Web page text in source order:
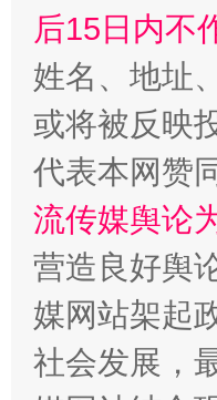
网上购药对药
这是一记警
后15日内不
姓名、地址
或将被反映
代表本网赞
流传媒舆论
营造良好舆
媒网站架起
社会发展，